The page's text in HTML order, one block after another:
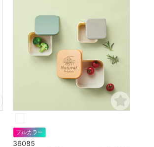
フルカラー
36085